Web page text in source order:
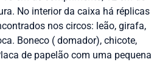
No interior da caixa há réplicas
nos circos: leão, girafa,
Boneco ( domador), chicote,
de papelão com uma pequena